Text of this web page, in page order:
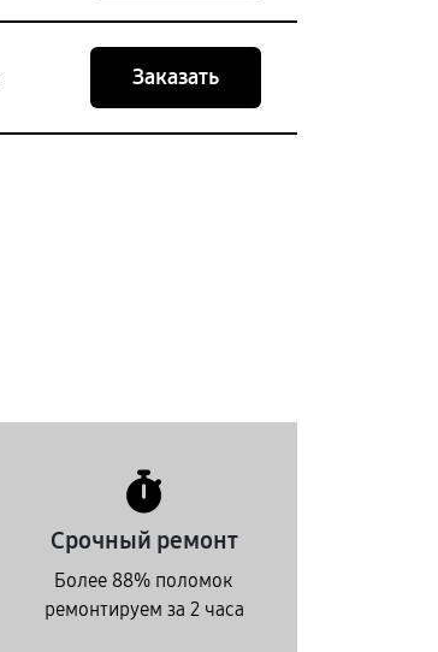
Заказать
Срочный ремонт
Более 88% поломок
ремонтируем за 2 часа